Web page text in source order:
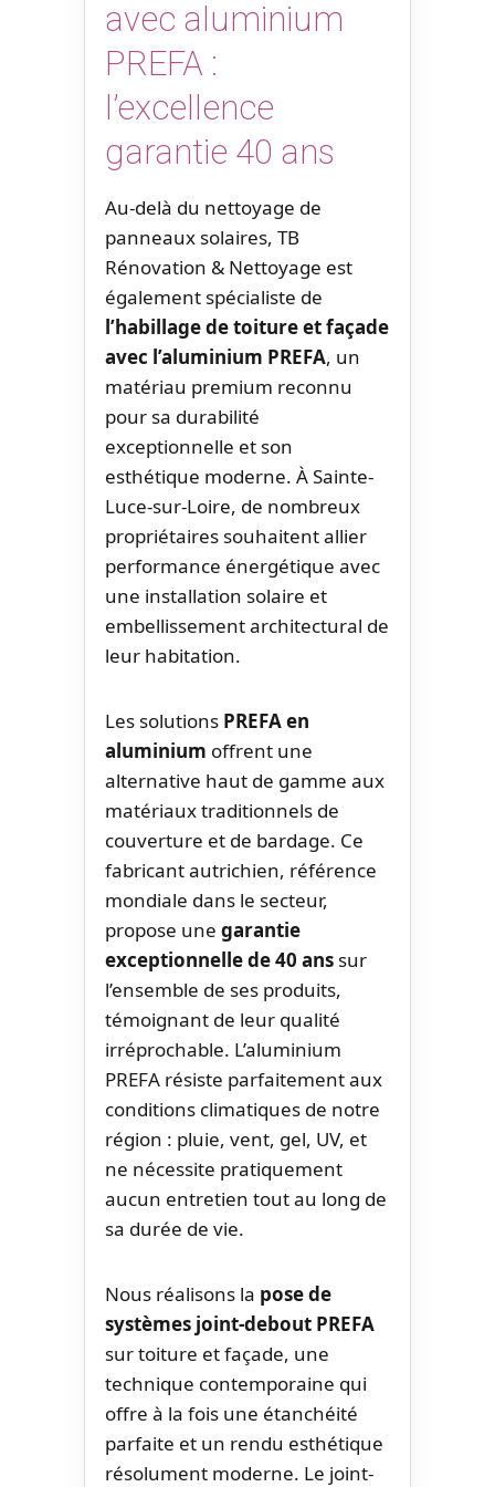
avec aluminium
PREFA :
l’excellence
garantie 40 ans
Au-delà du nettoyage de
panneaux solaires, TB
Rénovation & Nettoyage est
également spécialiste de
l’habillage de toiture et façade
avec l’aluminium PREFA, un
matériau premium reconnu
pour sa durabilité
exceptionnelle et son
esthétique moderne. À Sainte-
Luce-sur-Loire, de nombreux
propriétaires souhaitent allier
performance énergétique avec
une installation solaire et
embellissement architectural de
leur habitation.
Les solutions PREFA en
aluminium offrent une
alternative haut de gamme aux
matériaux traditionnels de
couverture et de bardage. Ce
fabricant autrichien, référence
mondiale dans le secteur,
propose une garantie
exceptionnelle de 40 ans sur
l’ensemble de ses produits,
témoignant de leur qualité
irréprochable. L’aluminium
PREFA résiste parfaitement aux
conditions climatiques de notre
région : pluie, vent, gel, UV, et
ne nécessite pratiquement
aucun entretien tout au long de
sa durée de vie.
Nous réalisons la pose de
systèmes joint-debout PREFA
sur toiture et façade, une
technique contemporaine qui
offre à la fois une étanchéité
parfaite et un rendu esthétique
résolument moderne. Le joint-